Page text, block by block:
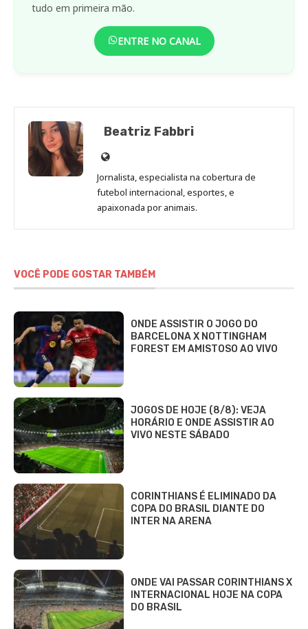
tudo em primeira mão.
ENTRE NO CANAL
Beatriz Fabbri
Site
de
Beatriz
Fabbri
Jornalista, especialista na cobertura de
futebol internacional, esportes, e
apaixonada por animais.
VOCÊ PODE GOSTAR TAMBÉM
ONDE ASSISTIR O JOGO DO
BARCELONA X NOTTINGHAM
FOREST EM AMISTOSO AO VIVO
JOGOS DE HOJE (8/8): VEJA
HORÁRIO E ONDE ASSISTIR AO
VIVO NESTE SÁBADO
CORINTHIANS É ELIMINADO DA
COPA DO BRASIL DIANTE DO
INTER NA ARENA
ONDE VAI PASSAR CORINTHIANS X
INTERNACIONAL HOJE NA COPA
DO BRASIL